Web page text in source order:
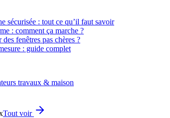
sécurisée : tout ce qu’il faut savoir
: comment ça marche ?
fenêtres pas chères ?
: guide complet
travaux & maison
Tout voir